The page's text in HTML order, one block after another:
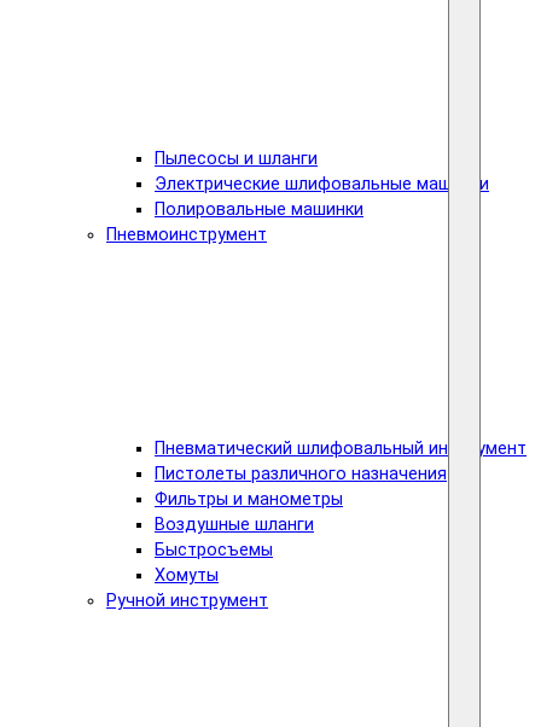
Пылесосы и шланги
Электрические шлифовальные машинки
Полировальные машинки
Пневмоинструмент
Пневматический шлифовальный инструмент
Пистолеты различного назначения
Фильтры и манометры
Воздушные шланги
Быстросъемы
Хомуты
Ручной инструмент